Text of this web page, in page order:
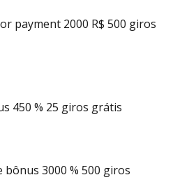
payment 2000 R$ 500 giros
450 % 25 giros grátis
3000 % 500 giros